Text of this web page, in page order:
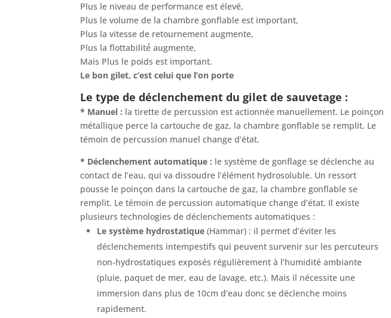
Plus le niveau de performance est élevé,
Plus le volume de la chambre gonflable est important,
Plus la vitesse de retournement augmente,
Plus la flottabilité́ augmente,
Mais Plus le poids est important.
Le bon gilet, c’est celui que l’on porte
Le type de déclenchement du gilet de sauvetage :
* Manuel : la tirette de percussion est actionnée manuellement. Le poinçon
métallique perce la cartouche de gaz, la chambre gonflable se remplit. Le
témoin de percussion manuel change d’état.
* Déclenchement automatique : le système de gonflage se déclenche au
contact de l’eau, qui va dissoudre l’élément hydrosoluble. Un ressort
pousse le poinçon dans la cartouche de gaz, la chambre gonflable se
remplit. Le témoin de percussion automatique change d’état. Il existe
plusieurs technologies de déclenchements automatiques :
Le système hydrostatique (Hammar) : il permet d’éviter les
déclenchements intempestifs qui peuvent survenir sur les percuteurs
non-hydrostatiques exposés régulièrement à l’humidité ambiante
(pluie, paquet de mer, eau de lavage, etc.). Mais il nécessite une
immersion dans plus de 10cm d’eau donc se déclenche moins
rapidement.